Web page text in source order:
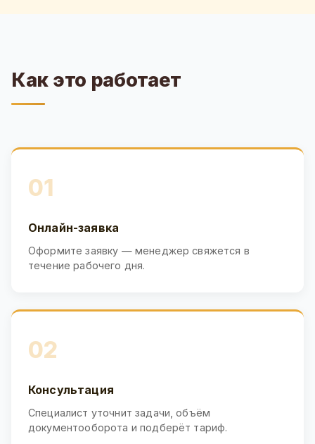
Как это работает
01
Онлайн-заявка
Оформите заявку — менеджер свяжется в
течение рабочего дня.
02
Консультация
Специалист уточнит задачи, объём
документооборота и подберёт тариф.